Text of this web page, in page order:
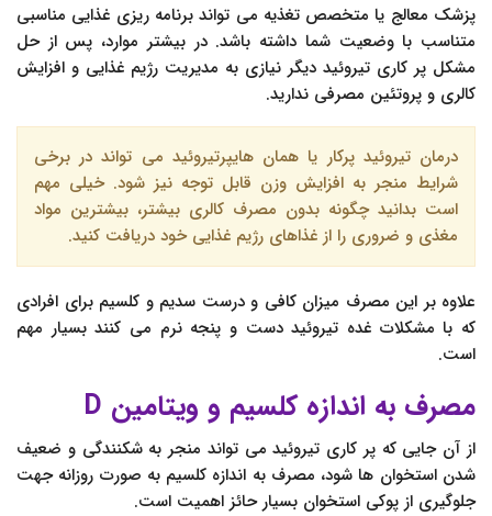
پزشک معالج یا متخصص تغذیه می تواند برنامه ریزی غذایی مناسبی
متناسب با وضعیت شما داشته باشد. در بیشتر موارد، پس از حل
مشکل پر کاری تیروئید دیگر نیازی به مدیریت رژیم غذایی و افزایش
کالری و پروتئین مصرفی ندارید.
درمان تیروئید پرکار یا همان هایپرتیروئید می تواند در برخی
شرایط منجر به افزایش وزن قابل توجه نیز شود. خیلی مهم
است بدانید چگونه بدون مصرف کالری بیشتر، بیشترین مواد
مغذی و ضروری را از غذاهای رژیم غذایی خود دریافت کنید.
علاوه بر این مصرف میزان کافی و درست سدیم و کلسیم برای افرادی
که با مشکلات غده تیروئید دست و پنجه نرم می کنند بسیار مهم
است.
مصرف به اندازه کلسیم و ویتامین D
از آن جایی که پر کاری تیروئید می تواند منجر به شکنندگی و ضعیف
شدن استخوان ها شود، مصرف به اندازه کلسیم به صورت روزانه جهت
جلوگیری از پوکی استخوان بسیار حائز اهمیت است.